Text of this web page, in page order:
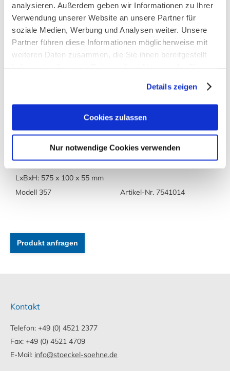
analysieren. Außerdem geben wir Informationen zu Ihrer
Verwendung unserer Website an unsere Partner für
soziale Medien, Werbung und Analysen weiter. Unsere
Partner führen diese Informationen möglicherweise mit
weiteren Daten zusammen, die Sie ihnen bereitgestellt
Details zeigen
Cookies zulassen
Nur notwendige Cookies verwenden
Modell 353
Artikel-Nr. 7541010
Baguettehalter, 6 Fächer
LxBxH: 575 x 100 x 55 mm
Modell 357
Artikel-Nr. 7541014
Produkt anfragen
Kontakt
Telefon: +49 (0) 4521 2377
Fax: +49 (0) 4521 4709
E-Mail: info@stoeckel-soehne.de